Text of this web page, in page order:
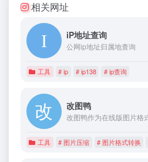
相关网址
iP地址查询
公网ip地址归属地查询
工具 # ip # ip138 # ip查询
改图鸭
工具 # 图片压缩 # 图片格式转换